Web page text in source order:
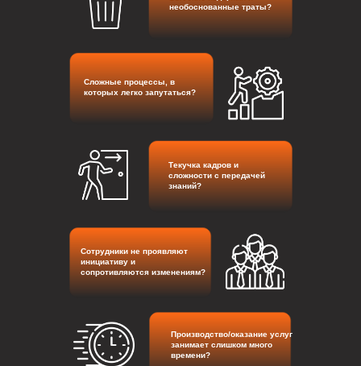
необоснованные траты?
Производство/оказание услуг
занимает слишком много
времени?
Текучка кадров и
сложности с передачей
знаний?
Сотрудники не проявляют
инициативу и
сопротивляются изменениям?
Сложные процессы, в
которых легко запутаться?